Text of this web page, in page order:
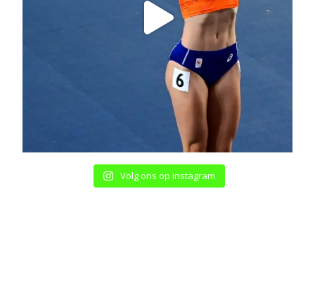
Volg ons op instagram